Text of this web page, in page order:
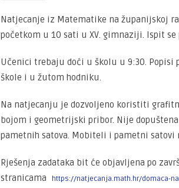
Natjecanje iz Matematike na županijskoj
početkom u 10 sati u XV. gimnaziji. Ispit
Učenici trebaju doći u školu u 9:30.
škole i u žutom hodniku.
Na natjecanju je dozvoljeno koristiti
bojom i geometrijski pribor. Nije
pametnih satova. Mobiteli i pametni
Rješenja zadataka bit će objavljena po
stranicama
https://natjecanja.math.hr/domaca-